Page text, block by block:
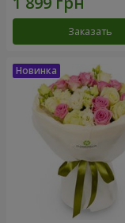
Заказать